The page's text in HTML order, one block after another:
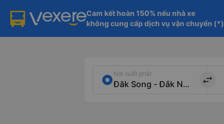
Cam kết hoàn 150% nếu nhà xe
không cung cấp dịch vụ vận chuyển (*)
Nơi xuất phát
import_export